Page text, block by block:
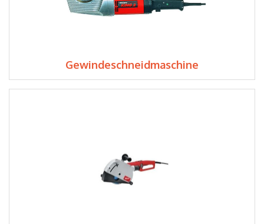
Gewindeschneidmaschine